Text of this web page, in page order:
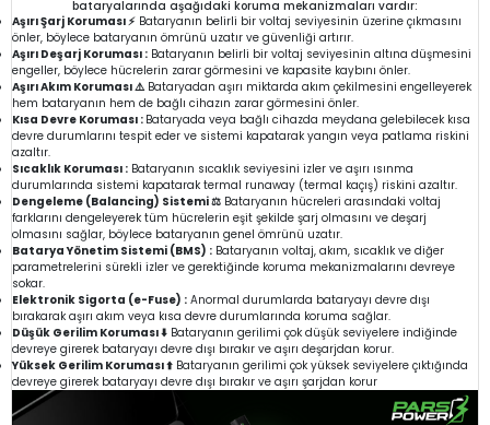
bataryalarında aşağıdaki koruma mekanizmaları vardır:
Aşırı Şarj Koruması ⚡ Bataryanın belirli bir voltaj seviyesinin üzerine çıkmasını
önler, böylece bataryanın ömrünü uzatır ve güvenliği artırır.
Aşırı Deşarj Koruması : Bataryanın belirli bir voltaj seviyesinin altına düşmesini
engeller, böylece hücrelerin zarar görmesini ve kapasite kaybını önler.
Aşırı Akım Koruması ⚠️Bataryadan aşırı miktarda akım çekilmesini engelleyerek
hem bataryanın hem de bağlı cihazın zarar görmesini önler.
Kısa Devre Koruması : Bataryada veya bağlı cihazda meydana gelebilecek kısa
devre durumlarını tespit eder ve sistemi kapatarak yangın veya patlama riskini
azaltır.
Sıcaklık Koruması : Bataryanın sıcaklık seviyesini izler ve aşırı ısınma
durumlarında sistemi kapatarak termal runaway (termal kaçış) riskini azaltır.
Dengeleme (Balancing) Sistemi ⚖️ Bataryanın hücreleri arasındaki voltaj
farklarını dengeleyerek tüm hücrelerin eşit şekilde şarj olmasını ve deşarj
olmasını sağlar, böylece bataryanın genel ömrünü uzatır.
Batarya Yönetim Sistemi (BMS) : Bataryanın voltaj, akım, sıcaklık ve diğer
parametrelerini sürekli izler ve gerektiğinde koruma mekanizmalarını devreye
sokar.
Elektronik Sigorta (e-Fuse) : Anormal durumlarda bataryayı devre dışı
bırakarak aşırı akım veya kısa devre durumlarında koruma sağlar.
Düşük Gerilim Koruması ⬇️ Bataryanın gerilimi çok düşük seviyelere indiğinde
devreye girerek bataryayı devre dışı bırakır ve aşırı deşarjdan korur.
Yüksek Gerilim Koruması ⬆️ Bataryanın gerilimi çok yüksek seviyelere çıktığında
devreye girerek bataryayı devre dışı bırakır ve aşırı şarjdan korur